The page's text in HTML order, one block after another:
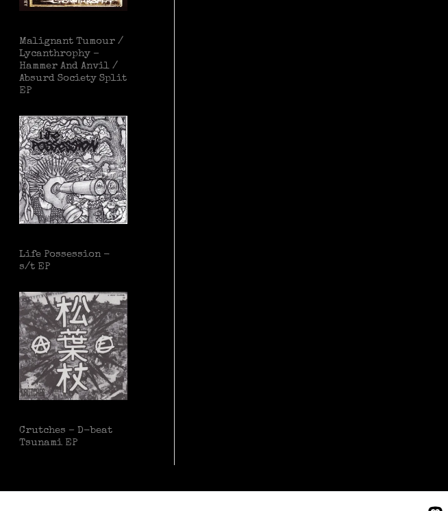
Malignant Tumour /
Lycanthrophy –
Hammer And Anvil /
Absurd Society Split
EP
Life Possession -
s/t EP
Crutches – D-beat
Tsunami EP